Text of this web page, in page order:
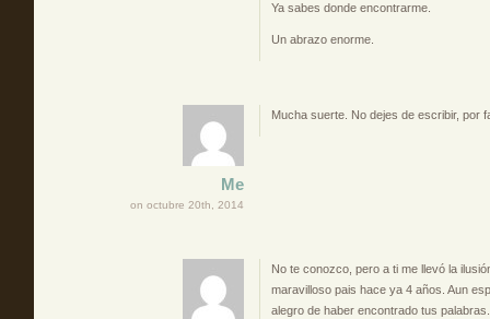
Ya sabes donde encontrarme.
Un abrazo enorme.
Me
on octubre 20th, 2014
Mucha suerte. No dejes de escribir, por
No te conozco, pero a ti me llevó la
maravilloso pais hace ya 4 años. Aun
alegro de haber encontrado tus